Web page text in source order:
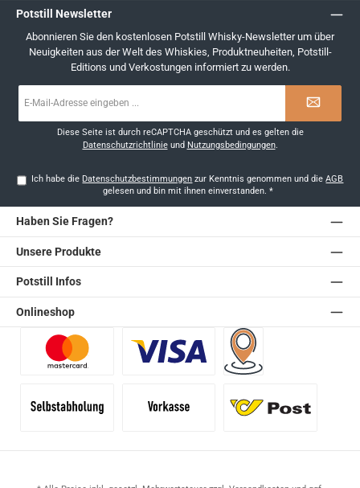
Potstill Newsletter
Abonnieren Sie den kostenlosen Potstill Whisky-Newsletter um über
Neuigkeiten aus der Welt des Whiskies, Produktneuheiten, Potstill-
Editions und Verkostungen informiert zu werden.
Mail-
Diese Seite ist durch reCAPTCHA geschützt und es gelten die
Datenschutzrichtlinieund Nutzungsbedingungen.
Ich habe die Datenschutzbestimmungen zur Kenntnis genommen und dieAGB
gelesen und bin mit ihnen einverstanden. *
Haben Sie Fragen?
Unsere Produkte
Potstill Infos
Onlineshop